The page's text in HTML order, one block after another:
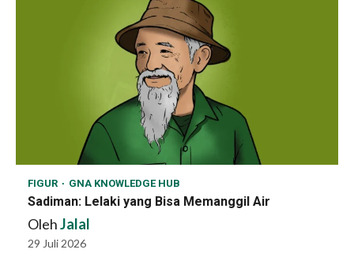
FIGUR GNA KNOWLEDGE HUB
Sadiman: Lelaki yang Bisa Memanggil Air
OlehJalal
29 Juli 2026